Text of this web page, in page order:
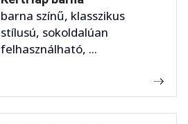
barna színű, klasszikus
stílusú, sokoldalúan
felhasználható, ...